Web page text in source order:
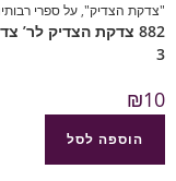
"צדקת הצדיק", על ספרי
882 צדקת הצדיק לר’
3
₪10
הוספה לסל